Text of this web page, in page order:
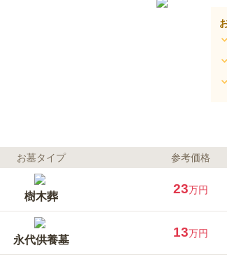
お墓タイプ 参考価格
樹木葬
23万円
永代供養墓
13万円